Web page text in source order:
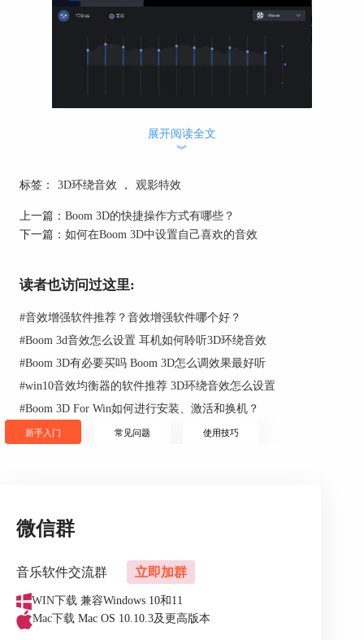
图1：输出设备为扬声器
图2：选择耳机类型
第三步：Boom 3D的优质观影体验
选择一部喜欢看的影片，可以从客户端观看也可以
从网页端进行观看。这里采用腾讯视频的网页版观
看《姜子牙》的预告片。此时不要关闭软件，将其
展开阅读全文
︾
标签： 3D环绕音效 ， 观影特效
上一篇： Boom 3D的快捷操作方式有哪些？
下一篇： 如何在Boom 3D中设置自己喜欢的音效
读者也访问过这里:
#音效增强软件推荐？音效增强软件哪个好？
#Boom 3d音效怎么设置 耳机如何聆听3D环绕音效
#Boom 3D有必要买吗 Boom 3D怎么调效果最好听
#win10音效均衡器的软件推荐 3D环绕音效怎么设置
#Boom 3D For Win如何进行安装、激活和换机？
新手入门 常见问题 使用技巧
微信群
音乐软件交流群 立即加群
WIN下载 兼容Windows 10和11
Mac下载 Mac OS 10.10.3及更高版本